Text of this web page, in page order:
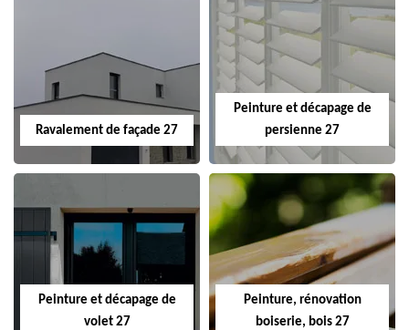
Ravalement de façade 27
Peinture et décapage de
persienne 27
Peinture et décapage de
volet 27
Peinture, rénovation
boiserie, bois 27